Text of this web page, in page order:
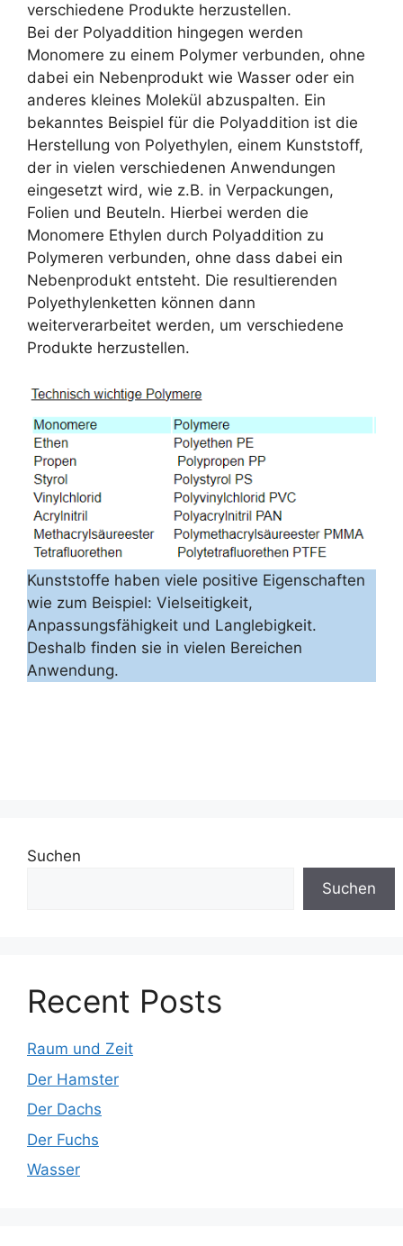
verschiedene Produkte herzustellen.
Bei der Polyaddition hingegen werden
Monomere zu einem Polymer verbunden, ohne
dabei ein Nebenprodukt wie Wasser oder ein
anderes kleines Molekül abzuspalten. Ein
bekanntes Beispiel für die Polyaddition ist die
Herstellung von Polyethylen, einem Kunststoff,
der in vielen verschiedenen Anwendungen
eingesetzt wird, wie z.B. in Verpackungen,
Folien und Beuteln. Hierbei werden die
Monomere Ethylen durch Polyaddition zu
Polymeren verbunden, ohne dass dabei ein
Nebenprodukt entsteht. Die resultierenden
Polyethylenketten können dann
weiterverarbeitet werden, um verschiedene
Produkte herzustellen.
Kunststoffe haben viele positive Eigenschaften
wie zum Beispiel: Vielseitigkeit,
Anpassungsfähigkeit und Langlebigkeit.
Deshalb finden sie in vielen Bereichen
Anwendung.
Suchen
Suchen
Recent Posts
Raum und Zeit
Der Hamster
Der Dachs
Der Fuchs
Wasser